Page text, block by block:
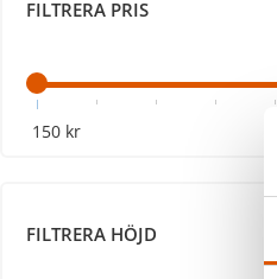
FILTRERA PRIS
150 kr
FILTRERA HÖJD